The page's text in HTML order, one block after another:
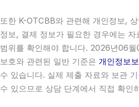
또한 K-OTCBB와 관련해 개인정보,
정보, 결제 정보가 필요한 경우에는
범위를 확인해야 합니다. 2026년06월
보호와 관련된 일반 기준은 개인정보
수 있습니다. 실제 제출 자료와 보관
수 있으므로 상담 단계에서 직접 확인